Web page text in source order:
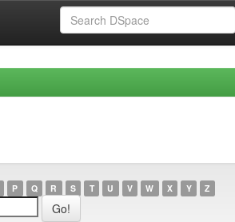
P Q R S T U V W X Y Z